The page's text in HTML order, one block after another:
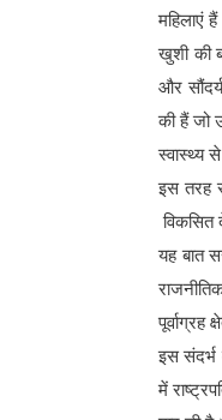
महिलाएं
खुशी की
और
की हैं जो
स्वास्थ्य
इस तरह
विकसित
यह बात
इस संदर्भ
में